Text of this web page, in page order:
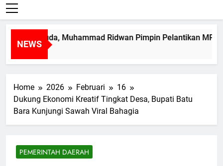
NEWS
Muda, Muhammad Ridwan Pimpin Pelantikan MPK
Home 2026 Februari
16
Dukung Ekonomi Kreatif Tingkat Desa, Bupati Batu
Bara Kunjungi Sawah Viral Bahagia
PEMERINTAH DAERAH